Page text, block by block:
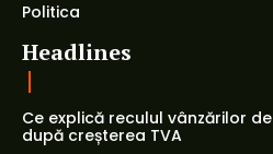
Politica
Headlines
Ce explică reculul vânzărilor
după creșterea TVA